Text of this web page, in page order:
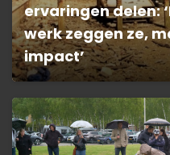
ervaringen delen:
werk zeggen ze,
impact’